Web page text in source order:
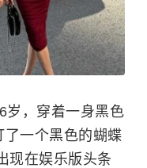
岁，穿着一身黑色
一个黑色的蝴蝶
现在娱乐版头条